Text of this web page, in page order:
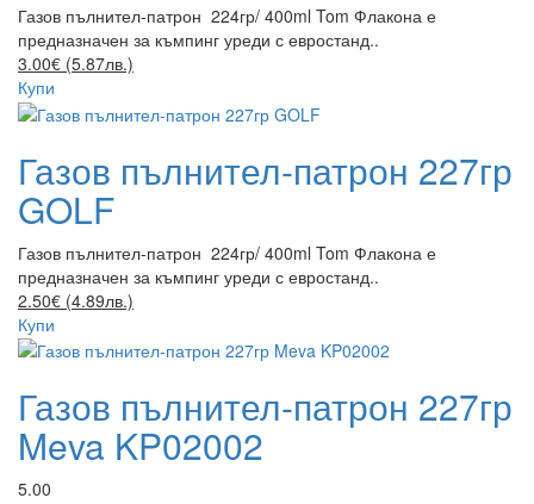
Газов пълнител-патрон 224гр/ 400ml Tom Флакона е
предназначен за къмпинг уреди с евростанд..
3.00€ (5.87лв.)
Купи
Газов пълнител-патрон 227гр
GOLF
Газов пълнител-патрон 224гр/ 400ml Tom Флакона е
предназначен за къмпинг уреди с евростанд..
2.50€ (4.89лв.)
Купи
Газов пълнител-патрон 227гр
Meva KP02002
5.00